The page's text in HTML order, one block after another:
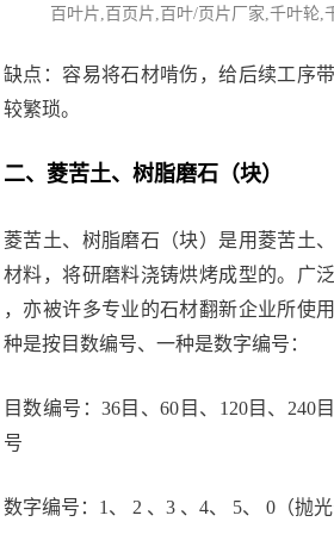
百叶片,百页片,百叶/页片厂家,千叶轮,
缺点：容易将石材啃伤，给后续工序
较繁琐。
二、菱苦土、树脂磨石（块）
菱苦土、树脂磨石（块）是用菱苦土
材料，将研磨料浇铸烘烤成型的。广
，亦被许多专业的石材翻新企业所使
种是按目数编号、一种是数字编号：
目数编号：36目、60目、120目、240
号
数字编号：1、 2 、3 、4、 5、 0（抛光